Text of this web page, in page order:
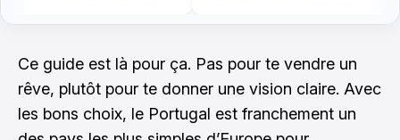
Ce guide est là pour ça. Pas pour te vendre un
rêve, plutôt pour te donner une vision claire. Avec
les bons choix, le Portugal est franchement un